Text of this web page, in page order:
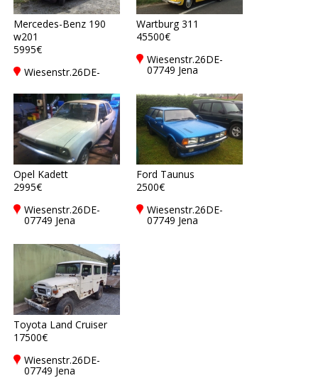
Mercedes-Benz 190
w201
5995€
Wiesenstr.26DE-
Wartburg 311
45500€
Wiesenstr.26DE-
07749 Jena
Opel Kadett
2995€
Wiesenstr.26DE-
07749 Jena
Ford Taunus
2500€
Wiesenstr.26DE-
07749 Jena
Toyota Land Cruiser
17500€
Wiesenstr.26DE-
07749 Jena